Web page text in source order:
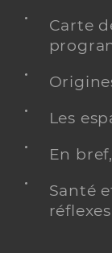
Carte
Les
En
Santé